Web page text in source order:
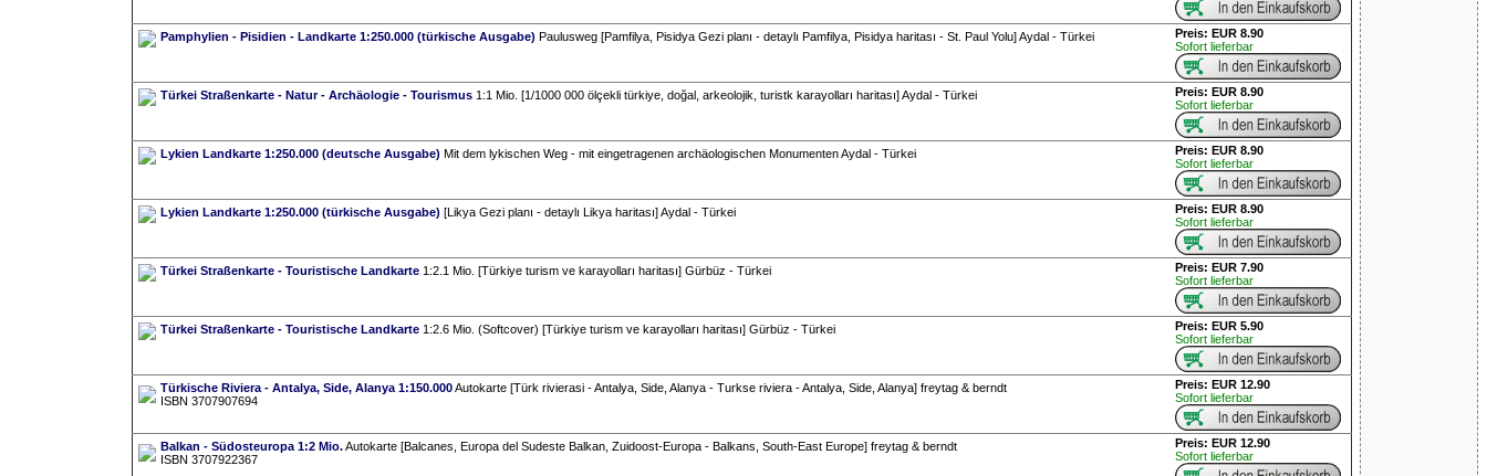
Pamphylien - Pisidien - Landkarte 1:250.000 (türkische Ausgabe) Paulusweg [Pamfilya, Pisidya Gezi planı - detaylı Pamfilya, Pisidya haritası - St. Paul Yolu] Aydal - Türkei
Preis: EUR 8.90
Sofort lieferbar
Türkei Straßenkarte - Natur - Archäologie - Tourismus1:1 Mio. [1/1000 000 ölçekli türkiye, doğal, arkeolojik, turistk karayolları haritası] Aydal - Türkei
Preis: EUR 8.90
Sofort lieferbar
Lykien Landkarte 1:250.000 (deutsche Ausgabe) Mit dem lykischen Weg - mit eingetragenen archäologischen Monumenten Aydal - Türkei
Preis: EUR 8.90
Sofort lieferbar
Lykien Landkarte 1:250.000 (türkische Ausgabe) [Likya Gezi planı - detaylı Likya haritası] Aydal - Türkei
Preis: EUR 8.90
Sofort lieferbar
Türkei Straßenkarte - Touristische Landkarte1:2.1 Mio. [Türkiye turism ve karayolları haritası] Gürbüz - Türkei
Preis: EUR 7.90
Sofort lieferbar
Türkei Straßenkarte - Touristische Landkarte1:2.6 Mio. (Softcover) [Türkiye turism ve karayolları haritası] Gürbüz - Türkei
Preis: EUR 5.90
Sofort lieferbar
Türkische Riviera - Antalya, Side, Alanya 1:150.000Autokarte [Türk rivierasi - Antalya, Side, Alanya - Turkse riviera - Antalya, Side, Alanya] freytag & berndt
ISBN 3707907694
Preis: EUR 12.90
Sofort lieferbar
Balkan - Südosteuropa 1:2 Mio.Autokarte [Balcanes, Europa del Sudeste Balkan, Zuidoost-Europa - Balkans, South-East Europe] freytag & berndt
ISBN 3707922367
Preis: EUR 12.90
Sofort lieferbar